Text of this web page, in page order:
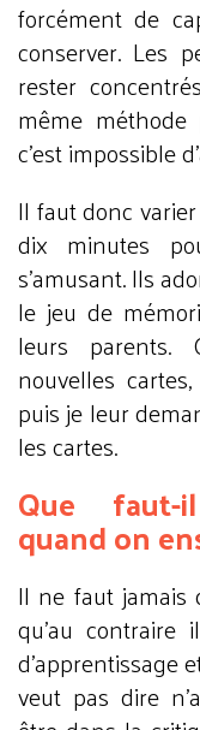
forcément de
conserver. Les
rester
même
c’est impossible
Il faut donc
dix minutes
s’amusant. Ils
le jeu de
leurs parents.
nouvelles
puis je leur
les cartes.
Que faut-
quand on
Il ne faut jamais
qu’au contraire
d’apprentissage
veut pas dire